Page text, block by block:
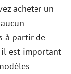
acheter un
à partir de
il est important